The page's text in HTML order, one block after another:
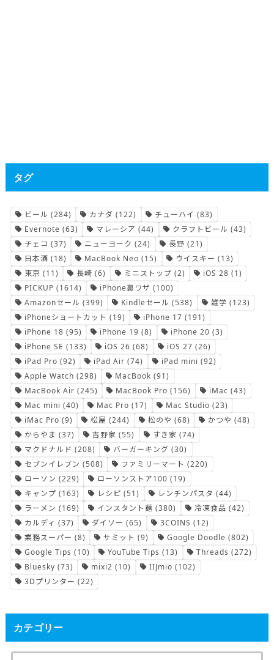
タグ
ビール (284) カナダ (122) チューハイ (83)
Evernote (63) マレーシア (44) クラフトビール (43)
チェコ (37) ニューヨーク (24) 長野 (21)
日本酒 (18) MacBook Neo (15) ウイスキー (13)
東京 (11) 長崎 (6) ミニストップ (2) iOS 28 (1)
PICKUP (1614) iPhone裏ワザ (100)
Amazonセール (399) Kindleセール (538) 雑学 (123)
iPhoneショートカット (19) iPhone 17 (191)
iPhone 18 (95) iPhone 19 (8) iPhone 20 (3)
iPhone SE (133) iOS 26 (68) iOS 27 (26)
iPad Pro (92) iPad Air (74) iPad mini (92)
Apple Watch (298) MacBook (91)
MacBook Air (245) MacBook Pro (156) iMac (43)
Mac mini (40) Mac Pro (17) Mac Studio (23)
iMac Pro (9) 松屋 (244) 松のや (68) かつや (48)
からやま (37) 吉野家 (55) すき家 (74)
マクドナルド (208) バーガーキング (30)
セブンイレブン (508) ファミリーマート (220)
ローソン (229) ローソンストア100 (19)
キャンプ (163) レシピ (51) レンチンパスタ (44)
ラーメン (169) インスタント麺 (380) 冷凍食品 (42)
カルディ (37) ダイソー (65) 3COINS (12)
業務スーパー (8) サミット (9) Google Doodle (802)
Google Tips (10) YouTube Tips (13) Threads (272)
Bluesky (73) mixi2 (10) IIJmio (102)
3Dプリンター (22)
カテゴリー